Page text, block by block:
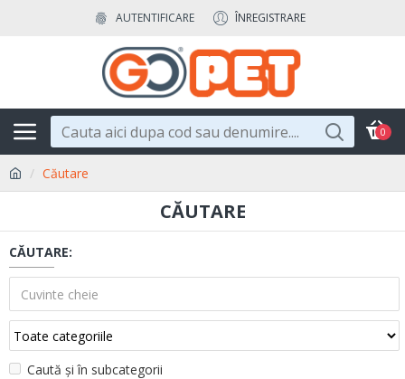
AUTENTIFICARE ÎNREGISTRARE
0
Căutare
CĂUTARE
CĂUTARE:
Caută și în subcategorii